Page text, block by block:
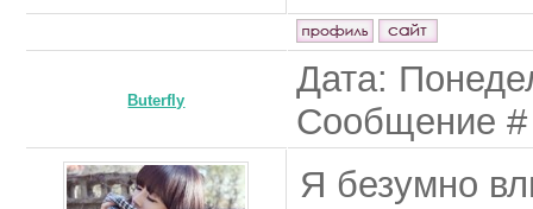
Buterfly
Дата:
Сообщение
Я безумно